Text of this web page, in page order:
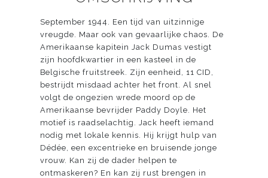
September 1944. Een tijd van uitzinnige
vreugde. Maar ook van gevaarlijke chaos. De
Amerikaanse kapitein Jack Dumas vestigt
zijn hoofdkwartier in een kasteel in de
Belgische fruitstreek. Zijn eenheid, 11 CID,
bestrijdt misdaad achter het front. Al snel
volgt de ongezien wrede moord op de
Amerikaanse bevrijder Paddy Doyle. Het
motief is raadselachtig. Jack heeft iemand
nodig met lokale kennis. Hij krijgt hulp van
Dédée, een excentrieke en bruisende jonge
vrouw. Kan zij de dader helpen te
ontmaskeren? En kan zij rust brengen in